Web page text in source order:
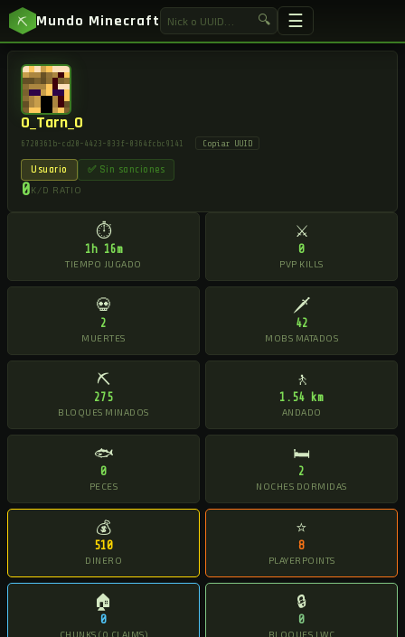
⛏ Mundo Minecraft 🔍 ☰
0_Tarn_0
6720361b-cd20-4423-833f-0364fcbc9141 Copiar UUID
Usuario ✅ Sin sanciones
0K/D RATIO
⏱
1h 16m
TIEMPO JUGADO
⚔
0
PVP KILLS
💀
2
MUERTES
🗡
42
MOBS MATADOS
⛏
275
BLOQUES MINADOS
🚶
1.54 km
ANDADO
🐟
0
PECES
🛏
2
NOCHES DORMIDAS
💰
510
DINERO
⭐
8
PLAYERPOINTS
🏠
0
CHUNKS (0 CLAIMS)
🔒
0
BLOQUES LWC